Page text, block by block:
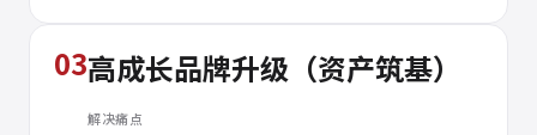
03高成长品牌升级（资产筑基）
解决痛点